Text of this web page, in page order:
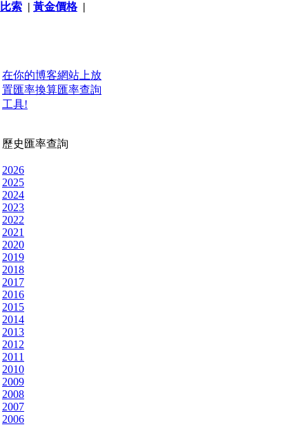
比索 | 黃金價格|
在你的博客網站上放
置匯率換算匯率查詢
工具!
歷史匯率查詢
2026
2025
2024
2023
2022
2021
2020
2019
2018
2017
2016
2015
2014
2013
2012
2011
2010
2009
2008
2007
2006